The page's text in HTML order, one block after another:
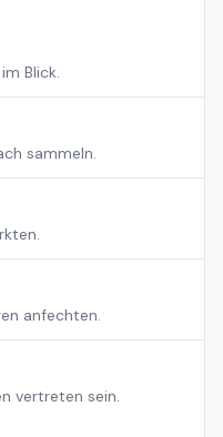
Blick.
sammeln.
anfechten.
vertreten sein.